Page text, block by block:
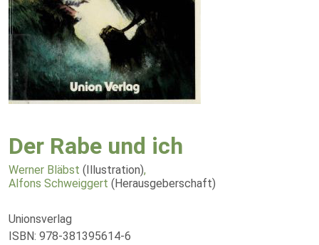
Der Rabe und ich
Werner Bläbst (Illustration),
Alfons Schweiggert (Herausgeberschaft)
Unionsverlag
ISBN: 978-381395614-6